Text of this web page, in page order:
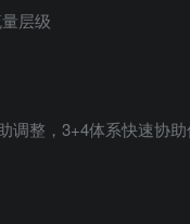
层级
调整，3+4体系快速协